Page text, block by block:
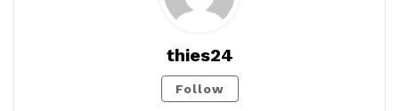
thies24
Follow